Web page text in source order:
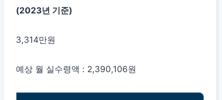
(2023년 기준)
3,314만원
예상 월 실수령액 : 2,390,106원